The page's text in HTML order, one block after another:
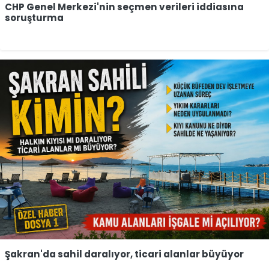
CHP Genel Merkezi'nin seçmen verileri iddiasına
soruşturma
Şakran'da sahil daralıyor, ticari alanlar büyüyor